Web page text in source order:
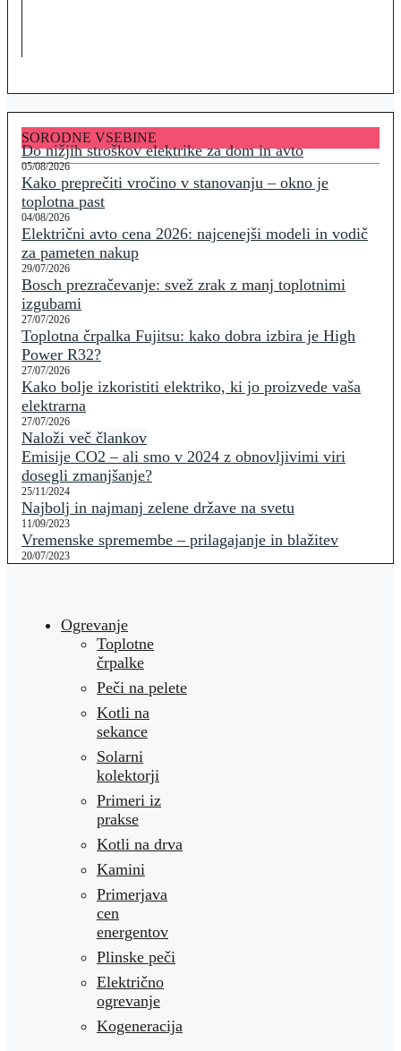
SORODNE VSEBINE
Do nižjih stroškov elektrike za dom in avto
05/08/2026
Kako preprečiti vročino v stanovanju – okno je
toplotna past
04/08/2026
Električni avto cena 2026: najcenejši modeli in vodič
za pameten nakup
29/07/2026
Bosch prezračevanje: svež zrak z manj toplotnimi
izgubami
27/07/2026
Toplotna črpalka Fujitsu: kako dobra izbira je High
Power R32?
27/07/2026
Kako bolje izkoristiti elektriko, ki jo proizvede vaša
elektrarna
27/07/2026
Naloži več člankov
Emisije CO2 – ali smo v 2024 z obnovljivimi viri
dosegli zmanjšanje?
25/11/2024
Najbolj in najmanj zelene države na svetu
11/09/2023
Vremenske spremembe – prilagajanje in blažitev
20/07/2023
Ogrevanje
Toplotne
črpalke
Peči na pelete
Kotli na
sekance
Solarni
kolektorji
Primeri iz
prakse
Kotli na drva
Kamini
Primerjava
cen
energentov
Plinske peči
Električno
ogrevanje
Kogeneracija